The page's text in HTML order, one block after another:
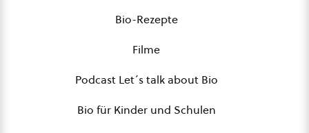
Bio-Rezepte
Filme
Podcast Let´s talk about Bio
Bio für Kinder und Schulen